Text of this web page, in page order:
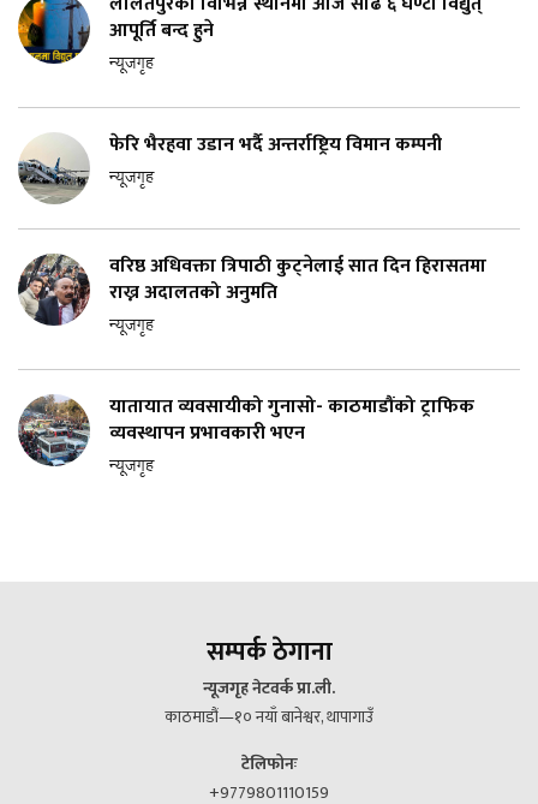
आपूर्ति बन्द हुने
न्यूजगृह
फेरि भैरहवा उडान भर्दै अन्तर्राष्ट्रिय विमान कम्पनी
न्यूजगृह
वरिष्ठ अधिवक्ता त्रिपाठी कुट्नेलाई सात दिन हिरासतमा
राख्न अदालतको अनुमति
न्यूजगृह
यातायात व्यवसायीको गुनासो- काठमाडौंको ट्राफिक
व्यवस्थापन प्रभावकारी भएन
न्यूजगृह
सम्पर्क ठेगाना
न्यूजगृह नेटवर्क प्रा.ली.
काठमाडौं—१० नयाँ बानेश्वर, थापागाउँ
टेलिफोनः
+9779801110159